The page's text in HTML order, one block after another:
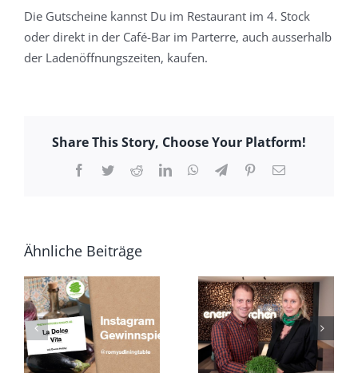
Die Gutscheine kannst Du im Restaurant im 4. Stock
oder direkt in der Café-Bar im Parterre, auch ausserhalb
der Ladenöffnungszeiten, kaufen.
Share This Story, Choose Your Platform!
Facebook
TwitterRedditLinkedInWhatsApp
TelegramPinterest
E-
Ähnliche Beiträge
ENERGY
KITCHEN IM
BÄRNERBÄR
Summer Brunch
oder Afternoon
Tea